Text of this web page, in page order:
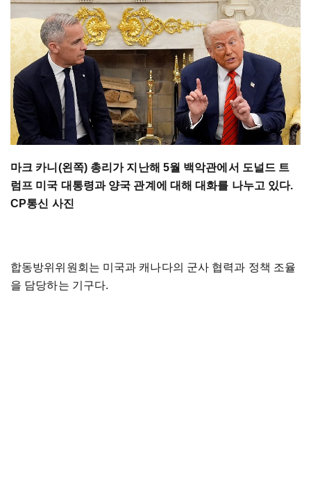
마크 카니(왼쪽) 총리가 지난해 5월 백악관에서 도널드 트
럼프 미국 대통령과 양국 관계에 대해 대화를 나누고 있다.
CP통신 사진
합동방위위원회는 미국과 캐나다의 군사 협력과 정책 조율
을 담당하는 기구다.